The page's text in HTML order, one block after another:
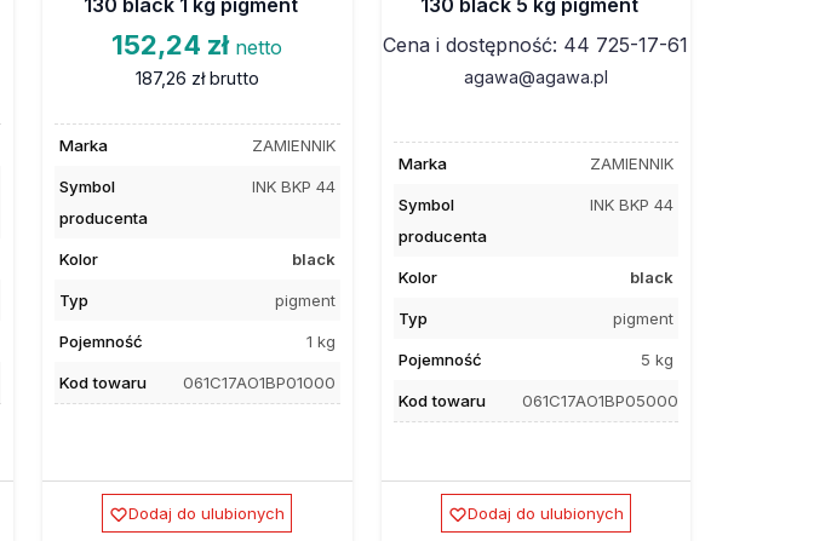
152,24 zł netto
187,26 zł brutto
Marka ZAMIENNIK
Symbol
producenta
INK BKP 44
Kolor black
Typ pigment
Pojemność 1 kg
Kod towaru 061C17AO1BP01000
Dodaj do ulubionych
Cena i dostępność: 44 725-17-61
agawa@agawa.pl
Marka ZAMIENNIK
Symbol
producenta
INK BKP 44
Kolor black
Typ pigment
Pojemność 5 kg
Kod towaru 061C17AO1BP05000
Dodaj do ulubionych